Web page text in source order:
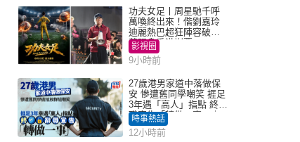
功夫女足丨周星馳千呼
萬喚終出來！偕劉嘉玲
迪麗熱巴超狂陣容破天
荒現身香港謝票
影視圈
9小時前
27歲港男家道中落做保
安 慘遭舊同學嘲笑 捱足
3年遇「高人」指點 終辭
職宣告「轉做一事」｜
Juicy叮
時事熱話
12小時前